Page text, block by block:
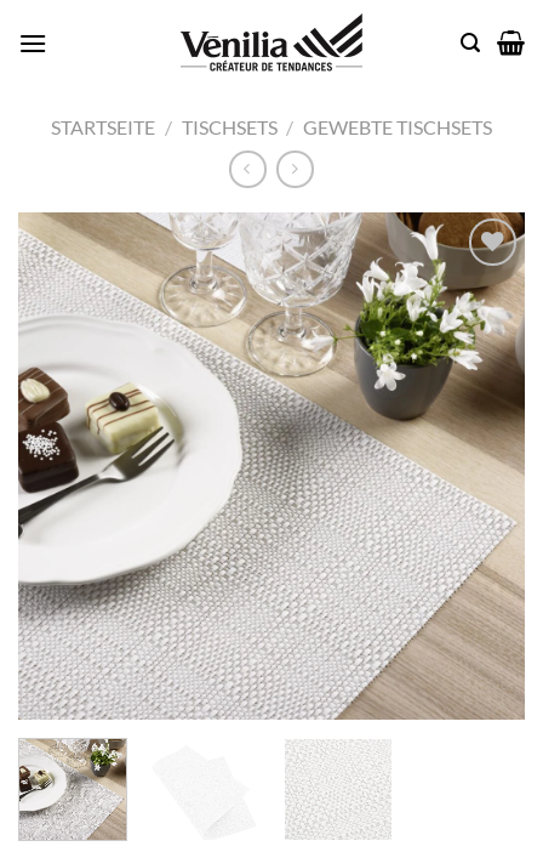
Inhalt
STARTSEITE / TISCHSETS / GEWEBTE TISCHSETS
Add to
wishlist